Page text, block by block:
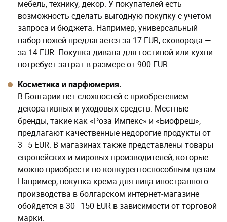
Косметика и парфюмерия.
В Болгарии нет сложностей с приобретением
декоративных и уходовых средств. Местные
бренды, такие как «Роза Импекс» и «Биофреш»,
предлагают качественные недорогие продукты от
европейских и мировых производителей, которые
можно приобрести по конкурентоспособным ценам.
Например, покупка крема для лица иностранного
производства в болгарском интернет-магазине
обойдется в 30–150 EUR в зависимости от торговой
марки.
Электроника.
Цены на электронику в Болгарии ниже, чем в
западноевропейских странах. Внутренние магазины
и онлайн-платформы активно конкурируют за
покупателя, поэтому сравнение предложений может